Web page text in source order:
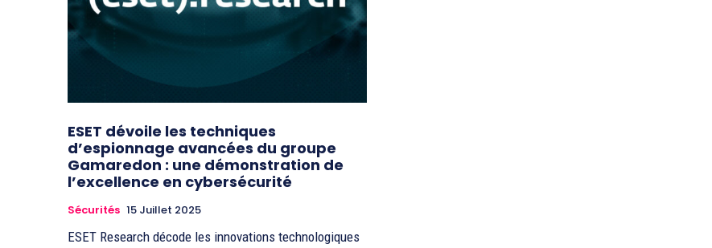
ESET dévoile les techniques
d’espionnage avancées du groupe
Gamaredon : une démonstration de
l’excellence en cybersécurité
Sécurités 15 Juillet 2025
ESET Research décode les innovations technologiques